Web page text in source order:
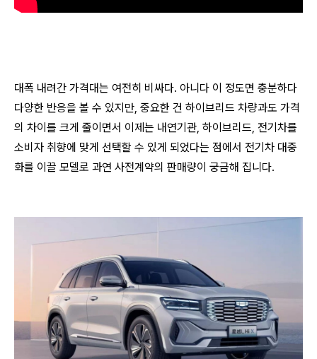
대폭 내려간 가격대는 여전히 비싸다. 아니다 이 정도면 충분하다
다양한 반응을 볼 수 있지만, 중요한 건 하이브리드 차량과도 가격
의 차이를 크게 줄이면서 이제는 내연기관, 하이브리드, 전기차를
소비자 취향에 맞게 선택할 수 있게 되었다는 점에서 전기차 대중
화를 이끌 모델로 과연 사전계약의 판매량이 궁금해 집니다.